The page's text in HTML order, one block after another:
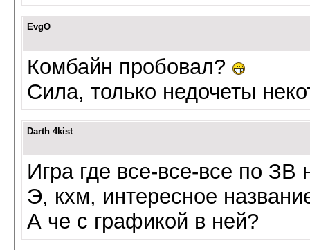
EvgO
Комбайн пробовал?
Сила, только недочеты
Darth 4kist
Игра где все-все-все по ЗВ
Э, кхм, интересное
А че с графикой в ней?